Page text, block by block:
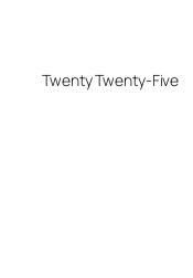
Twenty Twenty-Five